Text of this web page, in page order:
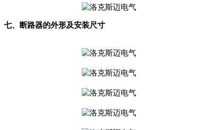
七、断路器的外形及安装尺寸